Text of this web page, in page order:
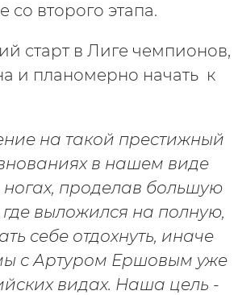
со второго этапа.
старт в Лиге чемпионов,
и планомерно начать к
на такой престижный
в нашем виде
ногах, проделав большую
выложился на полную,
себе отдохнуть, иначе
с Артуром Ершовым уже
видах. Наша цель -